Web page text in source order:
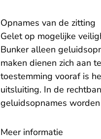
Opnames van de zitting
Gelet op mogelijke
Bunker alleen
maken dienen zich aan
toestemming vooraf is
uitsluiting. In de
geluidsopnames
Meer informatie